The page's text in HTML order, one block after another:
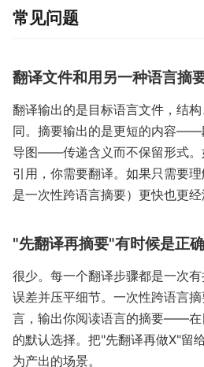
常见问题
翻译文件和用另一种语言摘
翻译输出的是目标语言文件，结
同。摘要输出的是更短的内容——
导图——传递含义而不保留形式。
引用，你需要翻译。如果只需要
是一次性跨语言摘要）更快也更经
"先翻译再摘要"有时候是正
很少。每一个翻译步骤都是一次
误差并压平细节。一次性跨语言
言，输出你阅读语言的摘要——在
的默认选择。把"先翻译再做X"留
为产出的场景。